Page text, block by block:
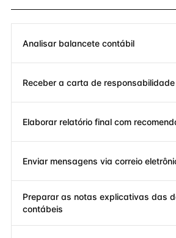
Analisar balancete contábil
Receber a carta de responsabilidade
Elaborar relatório final com
Enviar mensagens via correio
Preparar as notas explicativas das
contábeis